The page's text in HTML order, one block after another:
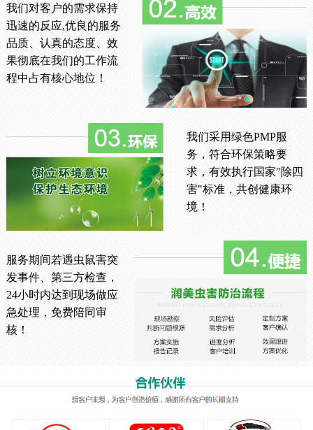
我们对客户的需求保持
迅速的反应,优良的服务
品质、认真的态度、效
果彻底在我们的工作流
程中占有核心地位！
我们采用绿色PMP服
务，符合环保策略要
求，有效执行国家"除四
害"标准，共创健康环
境！
服务期间若遇虫鼠害突
发事件、第三方检查，
24小时内达到现场做应
急处理，免费陪同审
核！